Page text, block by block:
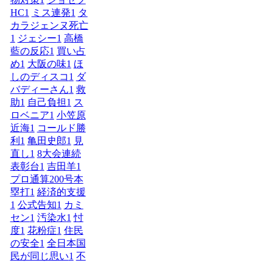
HC1 ミス連発1 タ
カラジェンヌ死亡
1 ジェシー1 高橋
藍の反応1 買い占
め1 大阪の味1 ほ
しのディスコ 1 ダ
バディーさん1 救
助1 自己負担1 ス
ロベニア1 小笠原
近海1 コールド勝
利 1 亀田史郎1 見
直し1 8大会連続
表彰台1 吉田羊1
プロ通算200号本
塁打1 経済的支援
1 公式告知1 カミ
セン1 汚染水1 忖
度1 花粉症1 住民
の安全1 全日本国
民が同じ思い1 不